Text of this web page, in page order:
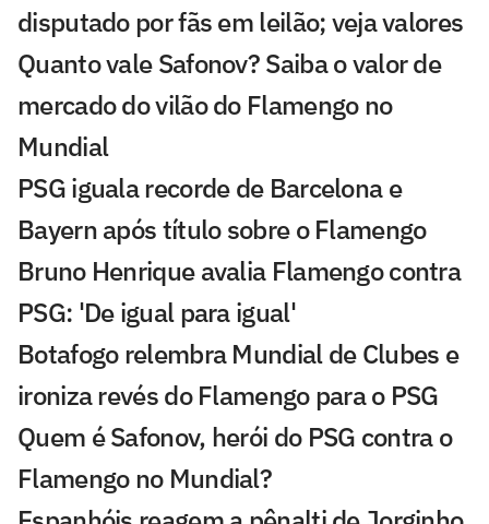
disputado por fãs em leilão; veja valores
Quanto vale Safonov? Saiba o valor de
mercado do vilão do Flamengo no
Mundial
PSG iguala recorde de Barcelona e
Bayern após título sobre o Flamengo
Bruno Henrique avalia Flamengo contra
PSG: 'De igual para igual'
Botafogo relembra Mundial de Clubes e
ironiza revés do Flamengo para o PSG
Quem é Safonov, herói do PSG contra o
Flamengo no Mundial?